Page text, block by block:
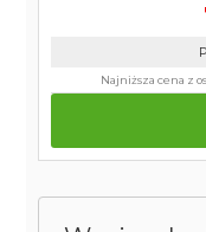
Najniższa cena z